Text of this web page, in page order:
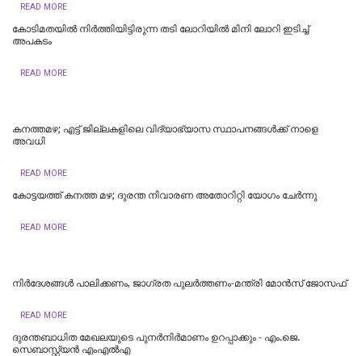
READ MORE
കോടിമതയിൽ നിർത്തിയിട്ടിരുന്ന തടി ലോറിയിൽ മിനി ലോറി ഇടിച്ച്
അപകടം
READ MORE
കനത്തമഴ; എട്ട് ജില്ലകളിലെ വിദ്യാഭ്യാസ സ്ഥാപനങ്ങൾക്ക് നാളെ
അവധി
READ MORE
കോട്ടയത്ത് കനത്ത മഴ; ദുരന്ത നിവാരണ അതോറിറ്റി യോഗം ചേർന്നു
READ MORE
നിർദേശങ്ങൾ പാലിക്കണം, ജാഗ്രത പുലർത്തണം-മന്ത്രി മോൻസ് ജോസഫ്
READ MORE
ദുരന്തബാധിത മേഖലയുടെ പുനർനിർമാണം ഉറപ്പാക്കും - എം.ജെ.
സെബാസ്റ്റ്യൻ എംഎൽഎ